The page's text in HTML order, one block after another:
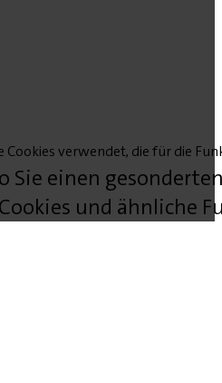
Cookies verwendet, die für die
Sie einen
und ähnliche